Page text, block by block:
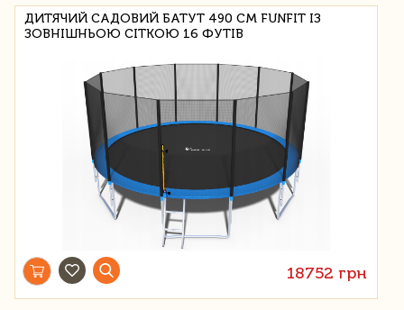
ДИТЯЧИЙ САДОВИЙ БАТУТ 490 СМ FUNFIT ІЗ
ЗОВНІШНЬОЮ СІТКОЮ 16 ФУТІВ
18752 грн